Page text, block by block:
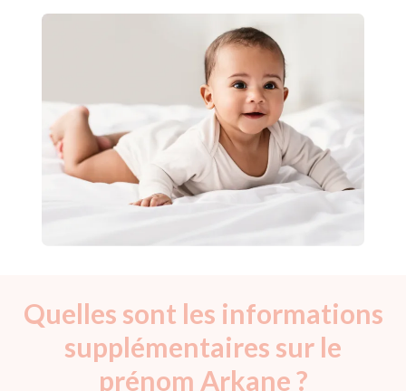
Quelles sont les informations
supplémentaires sur le
prénom Arkane ?